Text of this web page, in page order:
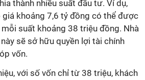
thành nhiều suất đầu tư. Ví dụ,
khoảng 7,6 tỷ đồng có thể được
suất khoảng 38 triệu đồng. Nhà
sẽ sở hữu quyền lợi tài chính
vốn.
với số vốn chỉ từ 38 triệu, khách